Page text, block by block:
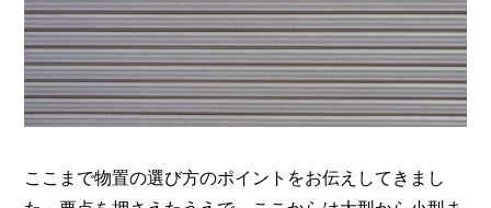
ここまで物置の選び方のポイントをお伝えしてきまし